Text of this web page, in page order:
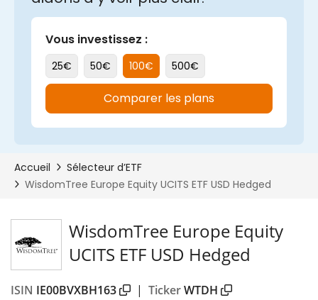
WisdomTree Europe Equity
UCITS ETF USD Hedged
ISIN IE00BVXBH163 | TickerWTDH